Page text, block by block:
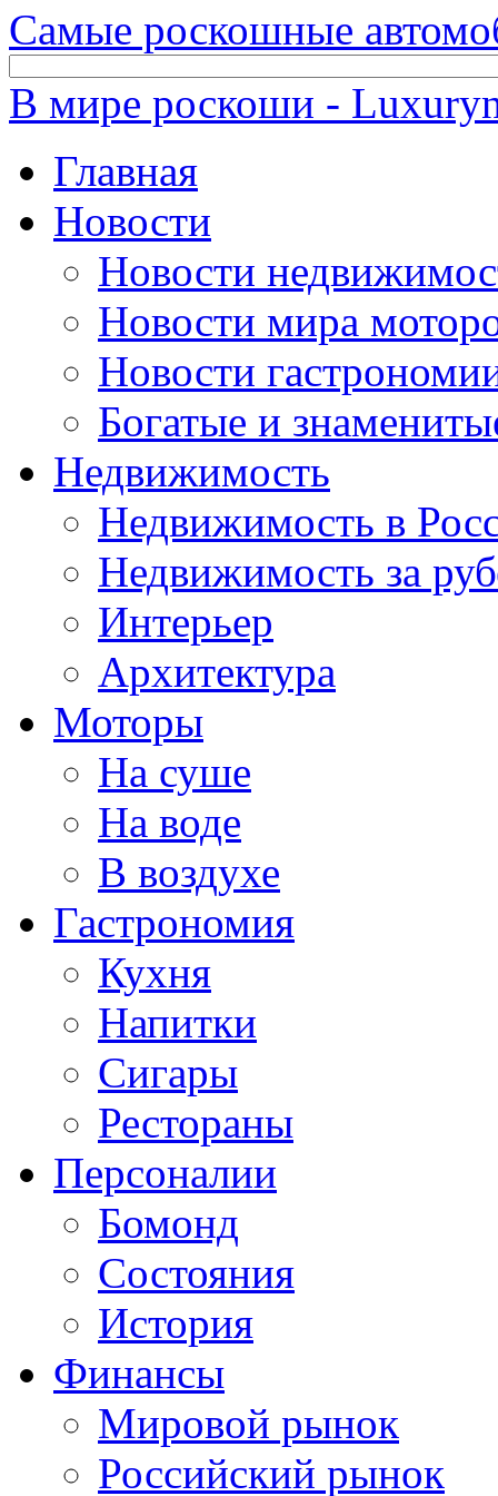
Самые роскошные
В мире роскоши -
Главная
Новости
Новости
Новости мира
Новости
Богатые и
Недвижимость
Недвижимость в
Недвижимость за
Интерьер
Архитектура
Моторы
На суше
На воде
В воздухе
Гастрономия
Кухня
Напитки
Сигары
Рестораны
Персоналии
Бомонд
Состояния
История
Финансы
Мировой рынок
Российский рынок